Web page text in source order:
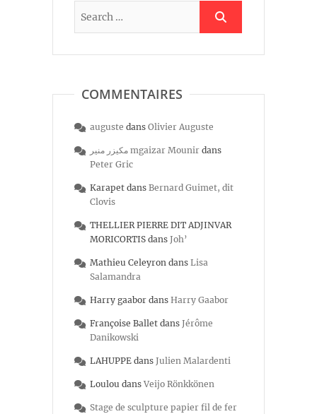
COMMENTAIRES
auguste dans Olivier Auguste
مكيزر منير mgaizar Mounir dans
Peter Gric
Karapet dans Bernard Guimet, dit
Clovis
THELLIER PIERRE DIT ADJINVAR
MORICORTIS dans Joh’
Mathieu Celeyron dans Lisa
Salamandra
Harry gaabor dans Harry Gaabor
Françoise Ballet dans Jérôme
Danikowski
LAHUPPE dans Julien Malardenti
Loulou dans Veijo Rönkkönen
Stage de sculpture papier fil de fer